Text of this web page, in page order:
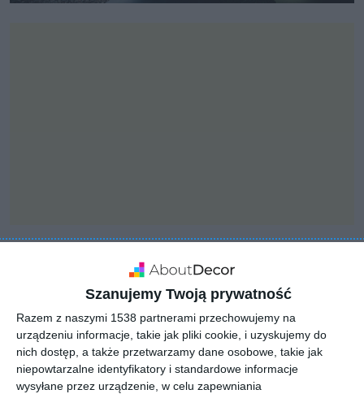
Szanujemy Twoją prywatność
Razem z naszymi 1538 partnerami przechowujemy na
urządzeniu informacje, takie jak pliki cookie, i uzyskujemy do
nich dostęp, a także przetwarzamy dane osobowe, takie jak
niepowtarzalne identyfikatory i standardowe informacje
wysyłane przez urządzenie, w celu zapewniania
INSPIRACJA
Klasyczny ogród
usytuowany przy
nowoczesnym,
mazurskim domu